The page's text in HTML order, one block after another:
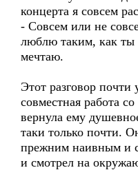
концерта я совсем
- Совсем или не
люблю таким, как ты
мечтаю.
Этот разговор
совместная работа
вернула ему
таки только почти.
прежним наивным и
и смотрел на